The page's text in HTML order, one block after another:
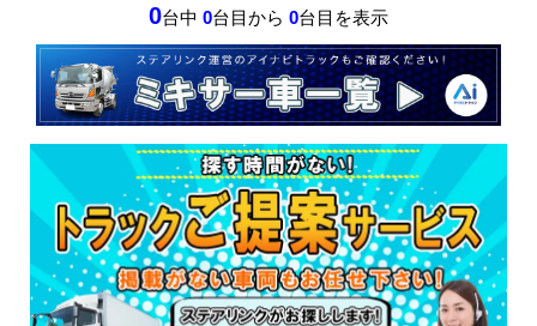
0台中 0台目から 0台目を表示